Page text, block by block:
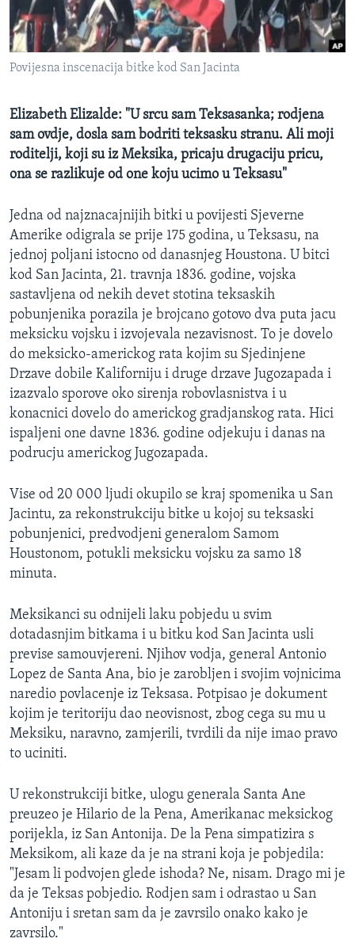
MAGAZIN
O GLASU AMERIKE
PRATITE NAS
Povijesna inscenacija bitke kod San Jacinta
Elizabeth Elizalde: "U srcu sam Teksasanka; rodjena
sam ovdje, dosla sam bodriti teksasku stranu. Ali moji
roditelji, koji su iz Meksika, pricaju drugaciju pricu,
ona se razlikuje od one koju ucimo u Teksasu"
Jedna od najznacajnijih bitki u povijesti Sjeverne
Amerike odigrala se prije 175 godina, u Teksasu, na
jednoj poljani istocno od danasnjeg Houstona. U bitci
kod San Jacinta, 21. travnja 1836. godine, vojska
sastavljena od nekih devet stotina teksaskih
pobunjenika porazila je brojcano gotovo dva puta jacu
meksicku vojsku i izvojevala nezavisnost. To je dovelo
do meksicko-americkog rata kojim su Sjedinjene
Drzave dobile Kaliforniju i druge drzave Jugozapada i
izazvalo sporove oko sirenja robovlasnistva i u
konacnici dovelo do americkog gradjanskog rata. Hici
ispaljeni one davne 1836. godine odjekuju i danas na
podrucju americkog Jugozapada.
Vise od 20 000 ljudi okupilo se kraj spomenika u San
Jacintu, za rekonstrukciju bitke u kojoj su teksaski
pobunjenici, predvodjeni generalom Samom
Houstonom, potukli meksicku vojsku za samo 18
minuta.
Meksikanci su odnijeli laku pobjedu u svim
dotadasnjim bitkama i u bitku kod San Jacinta usli
previse samouvjereni. Njihov vodja, general Antonio
Lopez de Santa Ana, bio je zarobljen i svojim vojnicima
naredio povlacenje iz Teksasa. Potpisao je dokument
kojim je teritoriju dao neovisnost, zbog cega su mu u
Meksiku, naravno, zamjerili, tvrdili da nije imao pravo
to uciniti.
U rekonstrukciji bitke, ulogu generala Santa Ane
preuzeo je Hilario de la Pena, Amerikanac meksickog
porijekla, iz San Antonija. De la Pena simpatizira s
Meksikom, ali kaze da je na strani koja je pobjedila:
"Jesam li podvojen glede ishoda? Ne, nisam. Drago mi je
da je Teksas pobjedio. Rodjen sam i odrastao u San
Antoniju i sretan sam da je zavrsilo onako kako je
zavrsilo."